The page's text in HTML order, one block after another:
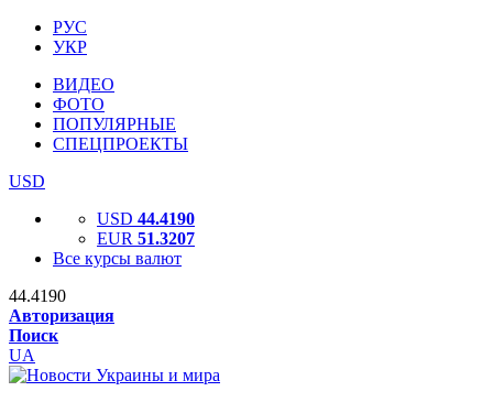
РУС
УКР
ВИДЕО
ФОТО
ПОПУЛЯРНЫЕ
СПЕЦПРОЕКТЫ
USD
USD 44.4190
EUR 51.3207
Все курсы валют
44.4190
Авторизация
Поиск
UA